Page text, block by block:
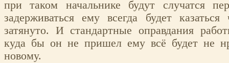
при таком начальнике будут случатся
задерживаться ему всегда будет
затянуто. И стандартные оправдания
куда бы он не пришел ему всё будет не
новому.